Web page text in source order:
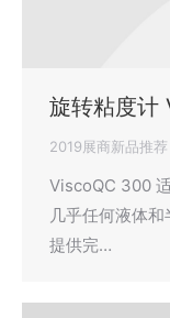
旋转粘度
2019展商新品推荐
ViscoQC 300
几乎任何液体
提供完…